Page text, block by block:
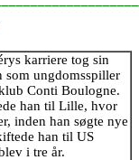
karriere tog sin
som ungdomsspiller
Conti Boulogne.
han til Lille, hvor
inden han søgte nye
han til US
i tre år.